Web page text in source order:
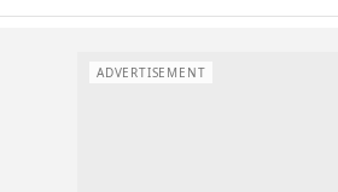
ADVERTISEMENT